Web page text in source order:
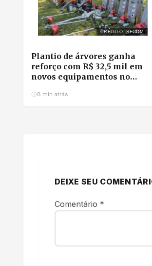
CRÉDITO: SECOM
Plantio de árvores ganha
reforço com R$ 32,5 mil em
novos equipamentos no
8 min atrás
DEIXE SEU
Comentário *